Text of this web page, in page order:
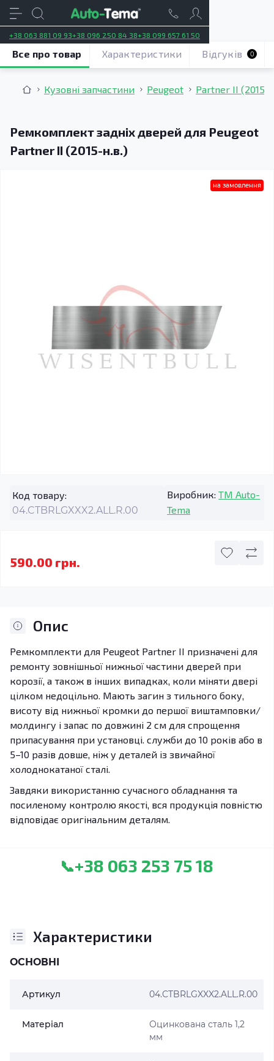
+38 063 881 09 93+38 096 250 84 38+38 099 657 61 50
Кузовні запчастини Peugeot Partner II
Ремкомплект задніх дверей для Peugeot
Partner II (2015-н.в.)
Все про товар Характеристики Відгуків 0
на замовлення
Код товару:
04.CTBRLGXXX2.ALL.R.00
Виробник: TM Auto-
Tema
590.00 грн.
Опис
Ремкомплекти для Peugeot Partner II призначені для
ремонту зовнішньої нижньої частини дверей при
корозії, а також в інших випадках, коли міняти двері
цілком недоцільно. Мають загин з тильного боку,
висоту від нижньої кромки до першої виштамповки/
молдингу і запас по довжині 2 см для спрощення
припасування при установці. служби до 10 років або в
5–10 разів довше, ніж у деталей із звичайної
холоднокатаної сталі.
Завдяки використанню сучасного обладнання та
посиленому контролю якості, вся продукція повністю
відповідає оригінальним деталям.
📞+38 063 253 75 18
Характеристики
ОСНОВНІ
Артикул 04.CTBRLGXXX2.ALL.R.00
Матеріал
Оцинкована сталь 1,2
мм